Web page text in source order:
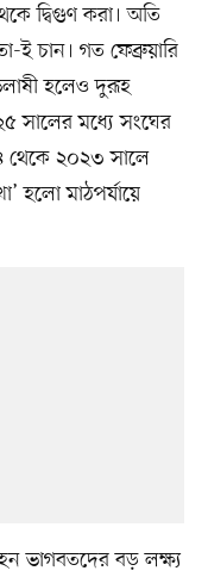
দ্বিগুণ করা। অতি
ই চান। গত ফেব্রুয়ারি
হলেও দুরূহ
সালের মধ্যে সংঘের
থেকে ২০২৩ সালে
হলো মাঠপর্যায়ে
ভাগবতদের বড় লক্ষ্য